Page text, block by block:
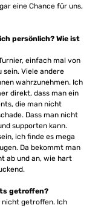
eine Chance für uns,
persönlich? Wie ist
einfach mal von
sein. Viele andere
wahrzunehmen. Ich
direkt, dass man ein
die man nicht
Dass man nicht
supporten kann.
ich finde es mega
Da bekommt man
ab und an, wie hart
getroffen?
nicht getroffen. Ich